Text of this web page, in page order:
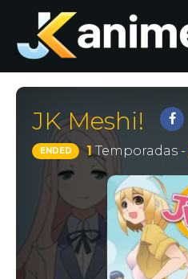
JK Meshi!
ENDED 1Temporadas -